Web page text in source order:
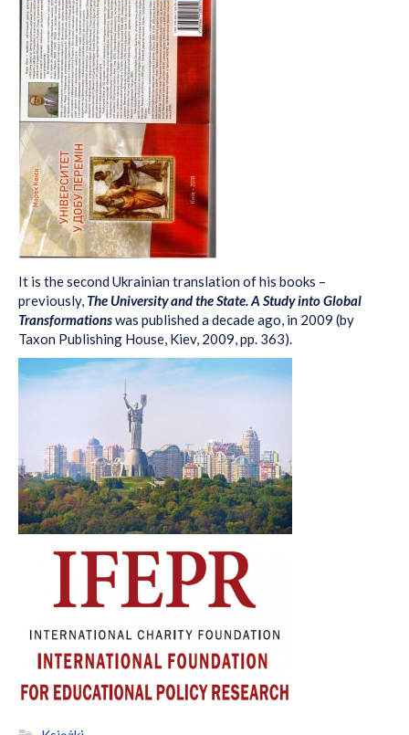
It is the second Ukrainian translation of his books –
previously, The University and the State. A Study into Global
Transformationswas published a decade ago, in 2009 (by
Taxon Publishing House, Kiev, 2009, pp. 363).